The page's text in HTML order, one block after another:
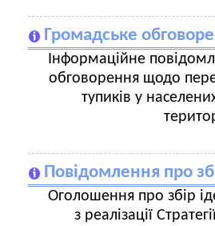
Громадське
Інформаційне
обговорення щодо
тупиків у
Повідомлення про
Оголошення про збір
з реалізації